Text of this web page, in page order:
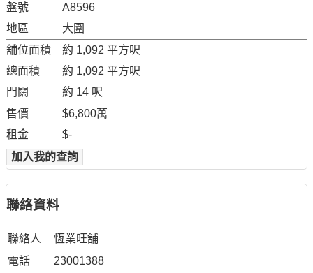
盤號
A8596
地區
大圍
舖位面積
約 1,092 平方呎
總面積
約 1,092 平方呎
門闊
約 14 呎
售價
$6,800萬
租金
$-
加入我的查詢
聯絡資料
聯絡人
恆業旺舖
電話
23001388